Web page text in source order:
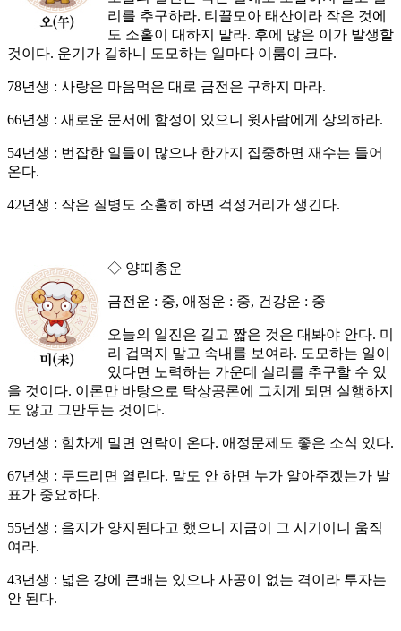
리를 추구하라. 티끌모아 태산이라 작은 것에
도 소홀이 대하지 말라. 후에 많은 이가 발생할
것이다. 운기가 길하니 도모하는 일마다 이룸이 크다.
78년생 : 사랑은 마음먹은 대로 금전은 구하지 마라.
66년생 : 새로운 문서에 함정이 있으니 윗사람에게 상의하라.
54년생 : 번잡한 일들이 많으나 한가지 집중하면 재수는 들어
온다.
42년생 : 작은 질병도 소홀히 하면 걱정거리가 생긴다.
◇ 양띠총운
금전운 : 중, 애정운 : 중, 건강운 : 중
오늘의 일진은 길고 짧은 것은 대봐야 안다. 미
리 겁먹지 말고 속내를 보여라. 도모하는 일이
있다면 노력하는 가운데 실리를 추구할 수 있
을 것이다. 이론만 바탕으로 탁상공론에 그치게 되면 실행하지
도 않고 그만두는 것이다.
79년생 : 힘차게 밀면 연락이 온다. 애정문제도 좋은 소식 있다.
67년생 : 두드리면 열린다. 말도 안 하면 누가 알아주겠는가 발
표가 중요하다.
55년생 : 음지가 양지된다고 했으니 지금이 그 시기이니 움직
여라.
43년생 : 넓은 강에 큰배는 있으나 사공이 없는 격이라 투자는
안 된다.